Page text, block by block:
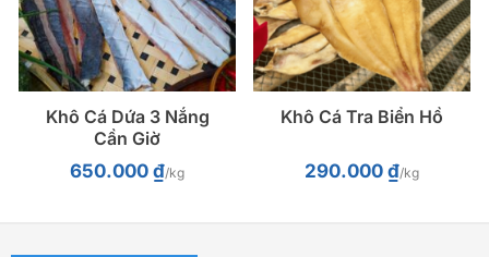
Khô Cá Dứa 3 Nắng
Cần Giờ
650.000 ₫/kg
Khô Cá Tra Biển Hồ
290.000 ₫/kg